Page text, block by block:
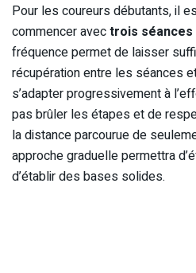
Pour les coureurs débutants, il
commencer avectrois séances
fréquence permet de laisser
récupération entre les séances
s’adapter progressivement à
pas brûler les étapes et de
la distance parcourue de
approche graduelle permettra
d’établir des bases solides.